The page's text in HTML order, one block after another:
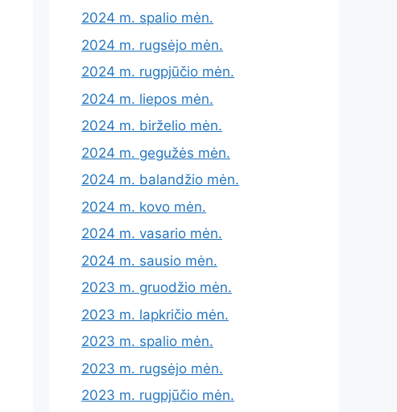
2024 m. spalio mėn.
2024 m. rugsėjo mėn.
2024 m. rugpjūčio mėn.
2024 m. liepos mėn.
2024 m. birželio mėn.
2024 m. gegužės mėn.
2024 m. balandžio mėn.
2024 m. kovo mėn.
2024 m. vasario mėn.
2024 m. sausio mėn.
2023 m. gruodžio mėn.
2023 m. lapkričio mėn.
2023 m. spalio mėn.
2023 m. rugsėjo mėn.
2023 m. rugpjūčio mėn.